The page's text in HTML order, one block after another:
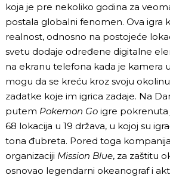
koja je pre nekoliko godina za
postala globalni fenomen. Ova igra
realnost, odnosno na postojeće
svetu dodaje određene digitalne
na ekranu telefona kada je kamera
mogu da se kreću kroz svoju
zadatke koje im igrica zadaje. Na
putem Pokemon Go igre pokrenuta
68 lokacija u 19 država, u kojoj su
tona đubreta. Pored toga
organizaciji Mission Blue, za zaštitu
osnovao legendarni okeanograf i